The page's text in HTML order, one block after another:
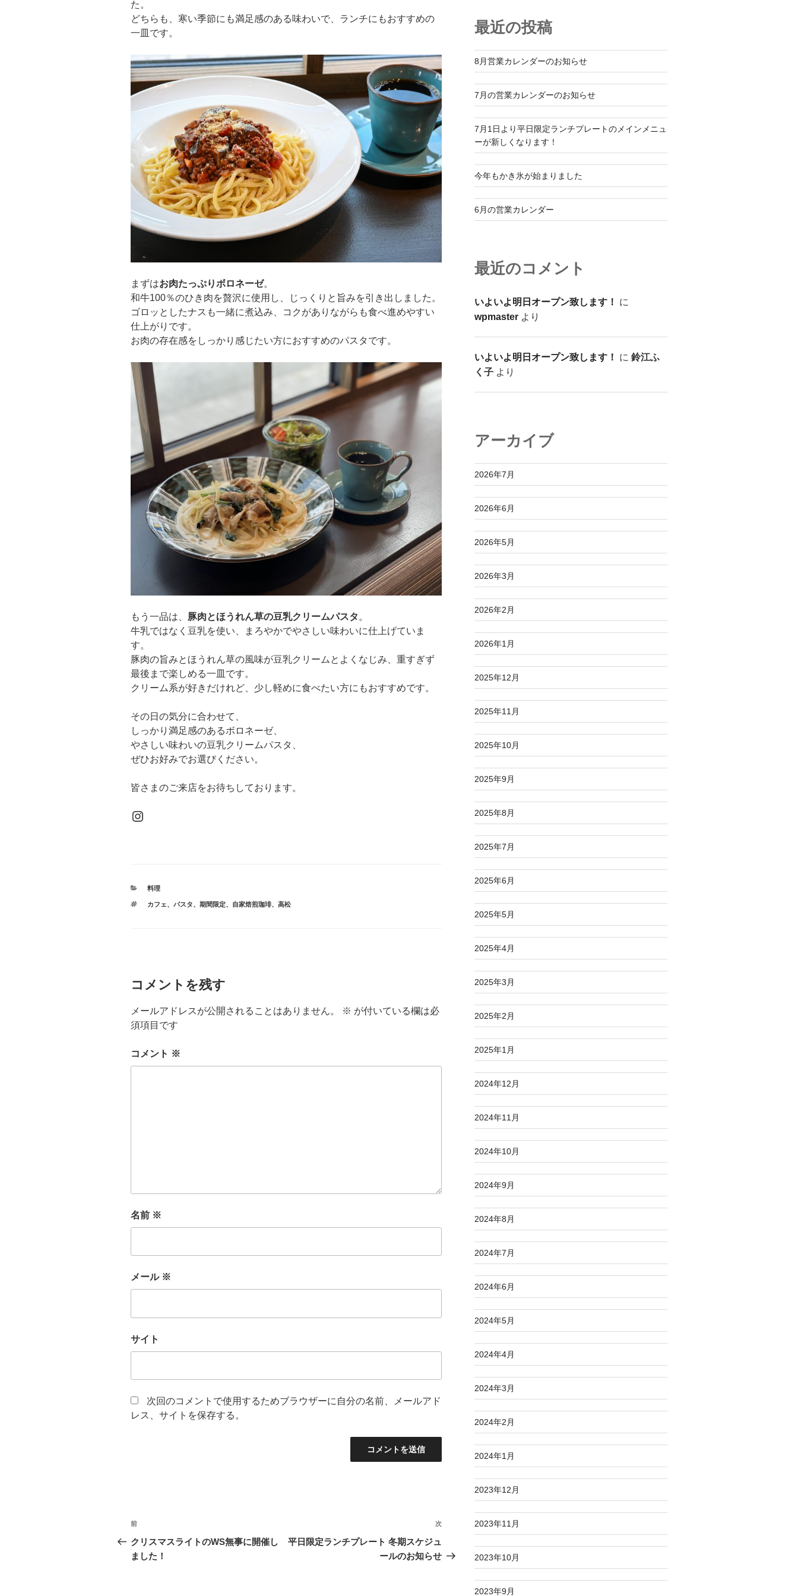
た。
どちらも、寒い季節にも満足感のある味わいで、ランチにもおすすめの
一皿です。
まずはお肉たっぷりボロネーゼ。
和牛100％のひき肉を贅沢に使用し、じっくりと旨みを引き出しました。
ゴロッとしたナスも一緒に煮込み、コクがありながらも食べ進めやすい
仕上がりです。
お肉の存在感をしっかり感じたい方におすすめのパスタです。
もう一品は、 豚肉とほうれん草の豆乳クリームパスタ 。
牛乳ではなく豆乳を使い、まろやかでやさしい味わいに仕上げていま
す。
豚肉の旨みとほうれん草の風味が豆乳クリームとよくなじみ、重すぎず
最後まで楽しめる一皿です。
クリーム系が好きだけれど、少し軽めに食べたい方にもおすすめです。
その日の気分に合わせて、
しっかり満足感のあるボロネーゼ、
やさしい味わいの豆乳クリームパスタ、
ぜひお好みでお選びください。
皆さまのご来店をお待ちしております。
Instagram
カ
ゴ
料理
タ
カフェ、 パスタ、 期間限定、 自家焙煎珈琲、 高松
コメントを残す
メールアドレスが公開されることはありません。 ※ が付いている欄は必
須項目です
コメント ※
名前 ※
メール ※
サイト
次回のコメントで使用するためブラウザーに自分の名前、メールアド
レス、サイトを保存する。
投
稿
ナ
前
の
投
前
クリスマスライトのWS無事に開催し
ました！
次
投
次
平日限定ランチプレート 冬期スケジュ
ールのお知らせ
最近の投稿
8月営業カレンダーのお知らせ
7月の営業カレンダーのお知らせ
7月1日より平日限定ランチプレートのメインメニュ
ーが新しくなります！
今年もかき氷が始まりました
6月の営業カレンダー
最近のコメント
いよいよ明日オープン致します！
に
wpmasterより
いよいよ明日オープン致します！ に 鈴江ふ
く子より
アーカイブ
2026年7月
2026年6月
2026年5月
2026年3月
2026年2月
2026年1月
2025年12月
2025年11月
2025年10月
2025年9月
2025年8月
2025年7月
2025年6月
2025年5月
2025年4月
2025年3月
2025年2月
2025年1月
2024年12月
2024年11月
2024年10月
2024年9月
2024年8月
2024年7月
2024年6月
2024年5月
2024年4月
2024年3月
2024年2月
2024年1月
2023年12月
2023年11月
2023年10月
2023年9月